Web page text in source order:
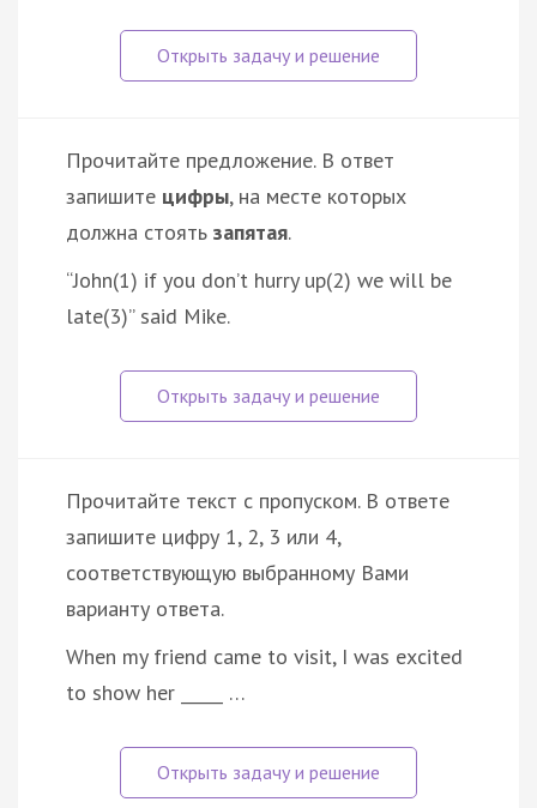
Прочитайте предложение. В ответ
запишите цифры, на месте которых
должна стоять запятая.
“John(1) if you don’t hurry up(2) we will be
late(3)” said Mike.
Прочитайте текст с пропуском. В ответе
запишите цифру 1, 2, 3 или 4,
соответствующую выбранному Вами
варианту ответа.
When my friend came to visit, I was excited
to show her _____ …